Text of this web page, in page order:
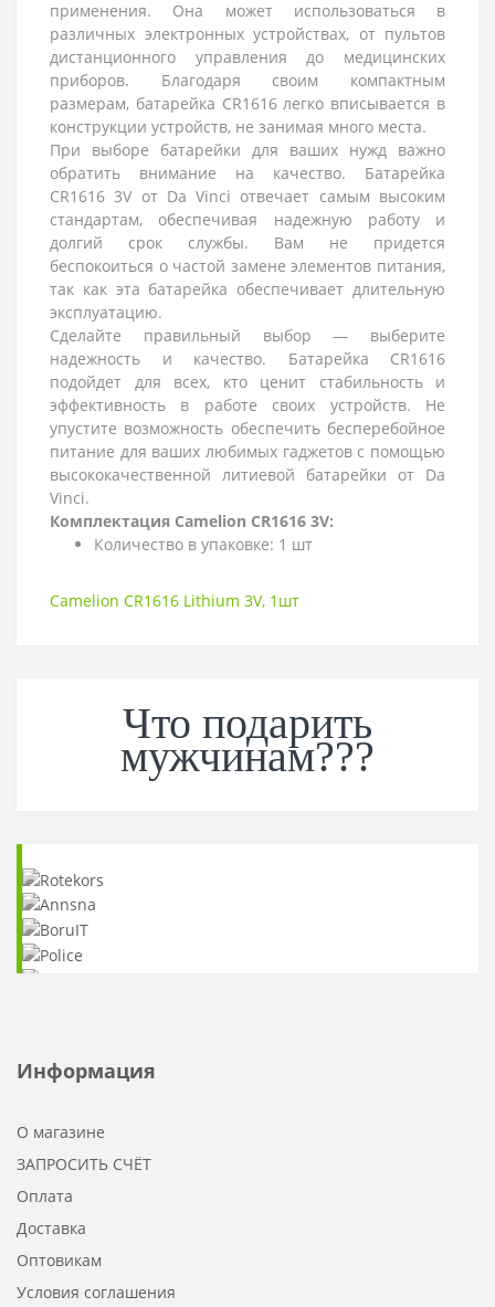
применения. Она может использоваться в
различных электронных устройствах, от пультов
дистанционного управления до медицинских
приборов. Благодаря своим компактным
размерам, батарейка CR1616 легко вписывается в
конструкции устройств, не занимая много места.
При выборе батарейки для ваших нужд важно
обратить внимание на качество. Батарейка
CR1616 3V от Da Vinci отвечает самым высоким
стандартам, обеспечивая надежную работу и
долгий срок службы. Вам не придется
беспокоиться о частой замене элементов питания,
так как эта батарейка обеспечивает длительную
эксплуатацию.
Сделайте правильный выбор — выберите
надежность и качество. Батарейка CR1616
подойдет для всех, кто ценит стабильность и
эффективность в работе своих устройств. Не
упустите возможность обеспечить бесперебойное
питание для ваших любимых гаджетов с помощью
высококачественной литиевой батарейки от Da
Vinci.
Комплектация Camelion CR1616 3V:
Количество в упаковке: 1 шт
Camelion CR1616 Lithium 3V, 1шт
Что подарить
мужчинам???
Информация
О магазине
ЗАПРОСИТЬ СЧЁТ
Оплата
Доставка
Оптовикам
Условия соглашения